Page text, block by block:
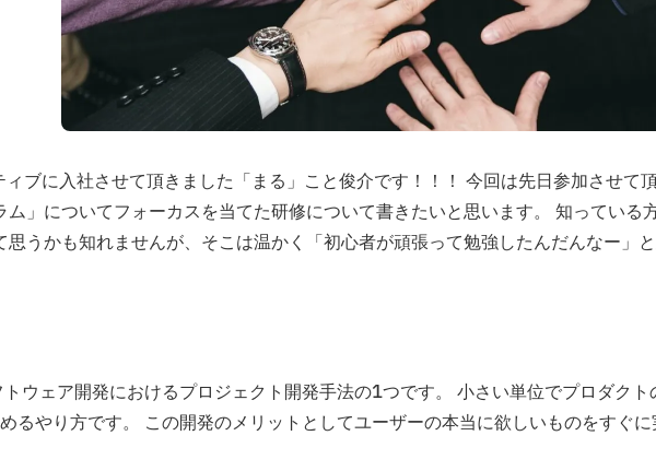
ブに入社させて頂きました「まる」こと俊介です！！！ 今回は先日参加させて
」についてフォーカスを当てた研修について書きたいと思います。 知っている
うかも知れませんが、そこは温かく「初心者が頑張って勉強したんだんなー」
ウェア開発におけるプロジェクト開発手法の1つです。 小さい単位でプロダクト
るやり方です。 この開発のメリットとしてユーザーの本当に欲しいものをすぐ